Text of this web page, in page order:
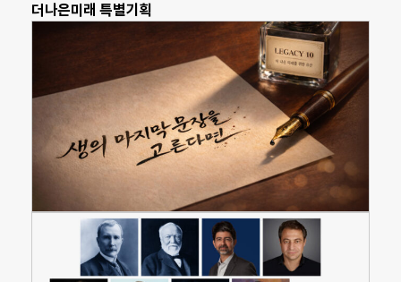
더나은미래 특별기획